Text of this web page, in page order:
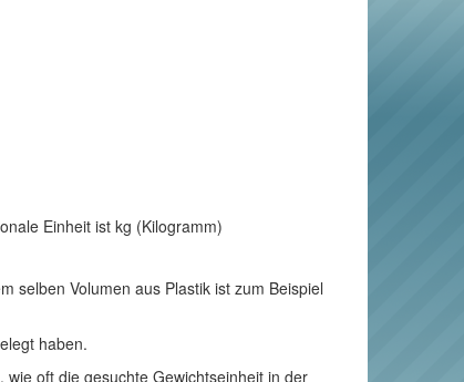
Einheit ist kg (Kilogramm)
selben Volumen aus Plastik ist zum Beispiel
haben.
oft die gesuchte Gewichtseinheit in der